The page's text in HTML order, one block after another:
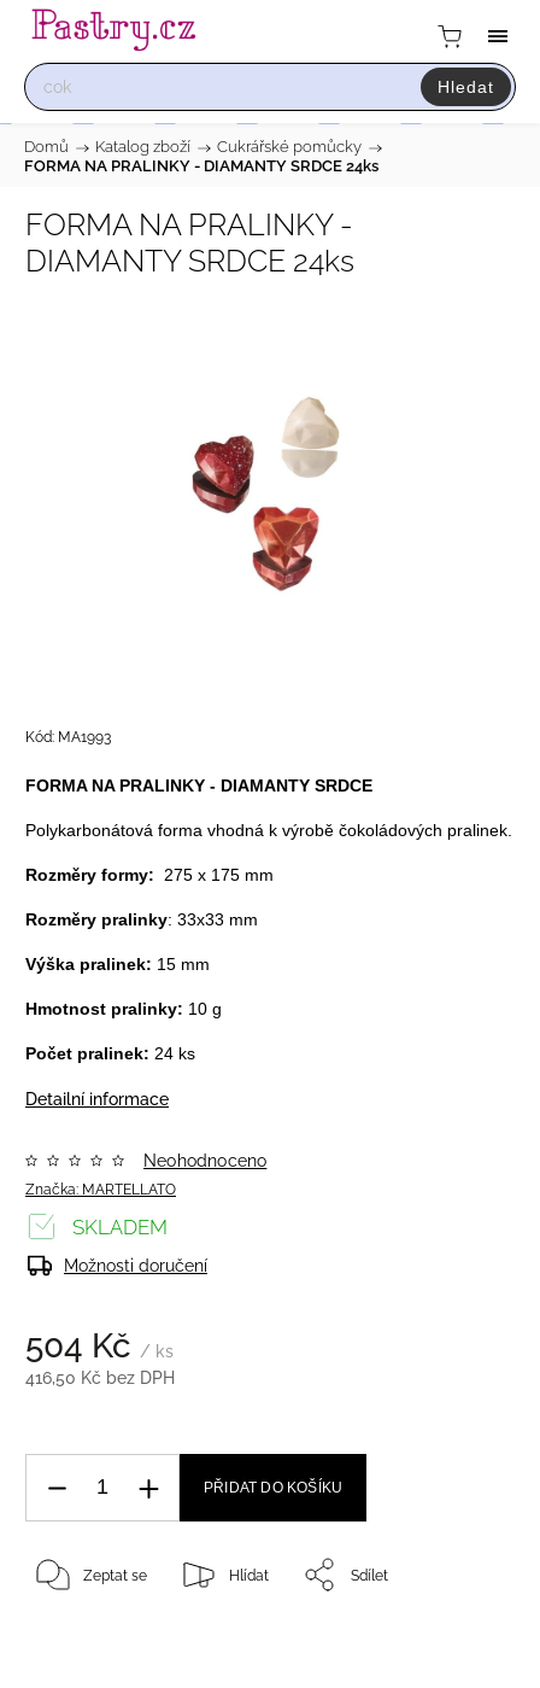
Hledat
Domů / Katalog zboží / Cukrářské pomůcky /
FORMA NA PRALINKY - DIAMANTY SRDCE 24ks
FORMA NA PRALINKY -
DIAMANTY SRDCE 24ks
Kód: MA1993
FORMA NA PRALINKY - DIAMANTY SRDCE
Polykarbonátová forma vhodná k výrobě čokoládových pralinek.
Rozměry formy: 275 x 175 mm
Rozměry pralinky: 33x33 mm
Výška pralinek: 15 mm
Hmotnost pralinky: 10 g
Počet pralinek: 24 ks
Detailní informace
Značka: MARTELLATO
Neohodnoceno
504 Kč / ks
416,50 Kč bez DPH
SKLADEM
Možnosti doručení
PŘIDAT DO KOŠÍKU
Zeptat se Hlídat Sdílet